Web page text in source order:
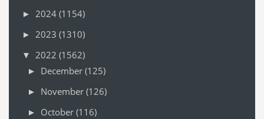
► 2024 (1154)
► 2023 (1310)
▼ 2022 (1562)
► December (125)
► November (126)
► October (116)